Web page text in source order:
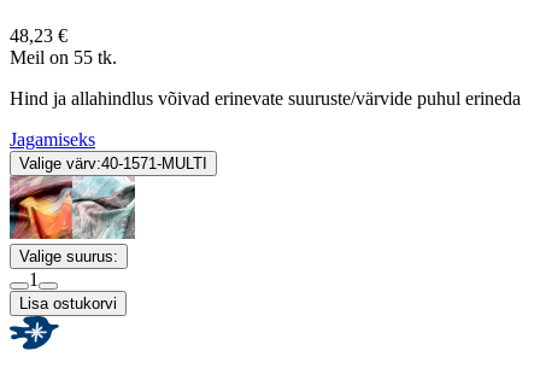
48,23 €
Meil on 55 tk.
Hind ja allahindlus võivad erinevate suuruste/värvide puhul erineda
Jagamiseks
Valige värv:40-1571-MULTI
Valige suurus:
1
Lisa ostukorvi